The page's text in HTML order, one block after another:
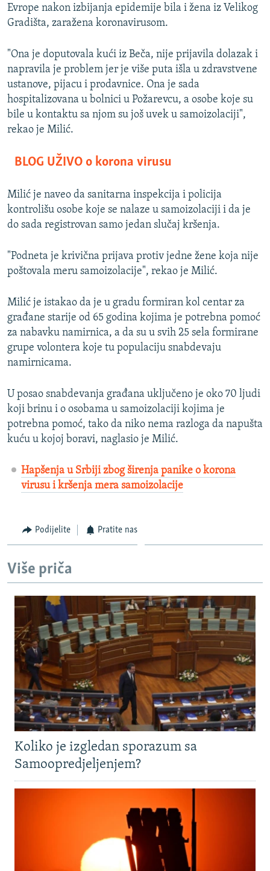
Evrope nakon izbijanja epidemije bila i žena iz Velikog
Gradišta, zaražena koronavirusom.
"Ona je doputovala kući iz Beča, nije prijavila dolazak i
napravila je problem jer je više puta išla u zdravstvene
ustanove, pijacu i prodavnice. Ona je sada
hospitalizovana u bolnici u Požarevcu, a osobe koje su
bile u kontaktu sa njom su još uvek u samoizolaciji",
rekao je Milić.
BLOG UŽIVO o korona virusu
Milić je naveo da sanitarna inspekcija i policija
kontrolišu osobe koje se nalaze u samoizolaciji i da je
do sada registrovan samo jedan slučaj kršenja.
"Podneta je krivična prijava protiv jedne žene koja nije
poštovala meru samoizolacije", rekao je Milić.
Milić je istakao da je u gradu formiran kol centar za
građane starije od 65 godina kojima je potrebna pomoć
za nabavku namirnica, a da su u svih 25 sela formirane
grupe volontera koje tu populaciju snabdevaju
namirnicama.
U posao snabdevanja građana uključeno je oko 70 ljudi
koji brinu i o osobama u samoizolaciji kojima je
potrebna pomoć, tako da niko nema razloga da napušta
kuću u kojoj boravi, naglasio je Milić.
Hapšenja u Srbiji zbog širenja panike o korona
virusu i kršenja mera samoizolacije
Podijelite Pratite nas
Više priča
Koliko je izgledan sporazum sa
Samoopredjeljenjem?